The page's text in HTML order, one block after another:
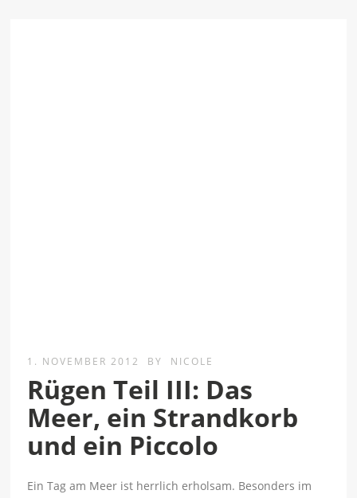
1. NOVEMBER 2012 BY NICOLE
Rügen Teil III: Das
Meer, ein Strandkorb
und ein Piccolo
Ein Tag am Meer ist herrlich erholsam. Besonders im